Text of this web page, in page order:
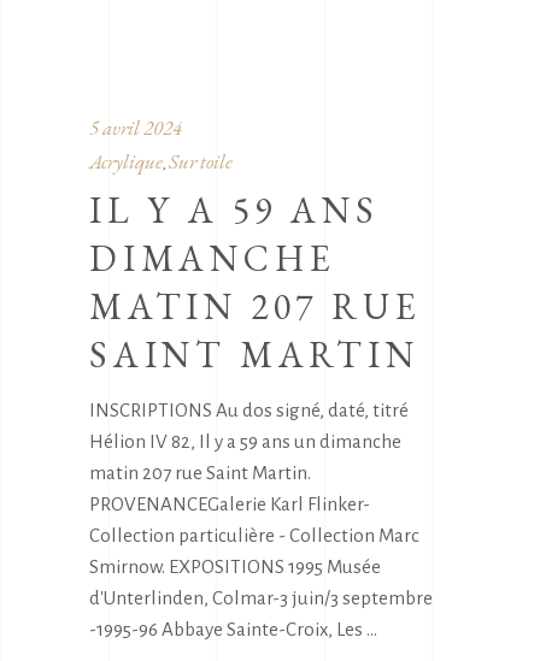
5 avril 2024
Acrylique Sur toile
IL Y A 59 ANS
DIMANCHE
MATIN 207 RUE
SAINT MARTIN
INSCRIPTIONS Au dos signé, daté, titré
Hélion IV 82, Il y a 59 ans un dimanche
matin 207 rue Saint Martin.
PROVENANCEGalerie Karl Flinker-
Collection particulière - Collection Marc
Smirnow. EXPOSITIONS 1995 Musée
d'Unterlinden, Colmar-3 juin/3 septembre
-1995-96 Abbaye Sainte-Croix, Les